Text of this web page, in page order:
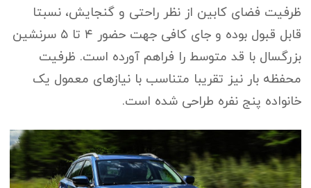
ظرفیت فضای کابین از نظر راحتی و گنجایش، نسبتا
قابل قبول بوده و جای کافی جهت حضور ۴ تا ۵ سرنشین
بزرگسال با قد متوسط را فراهم آورده است. ظرفیت
محفظه بار نیز تقریبا متناسب با نیازهای معمول یک
خانواده پنج نفره طراحی شده است.